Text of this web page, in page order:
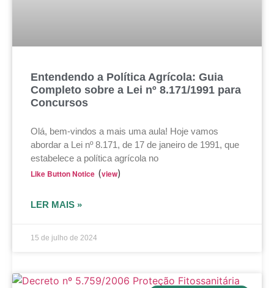
Entendendo a Política Agrícola: Guia
Completo sobre a Lei nº 8.171/1991 para
Concursos
Olá, bem-vindos a mais uma aula! Hoje vamos
abordar a Lei nº 8.171, de 17 de janeiro de 1991, que
estabelece a política agrícola no
Like Button Notice (view)
LER MAIS »
15 de julho de 2024